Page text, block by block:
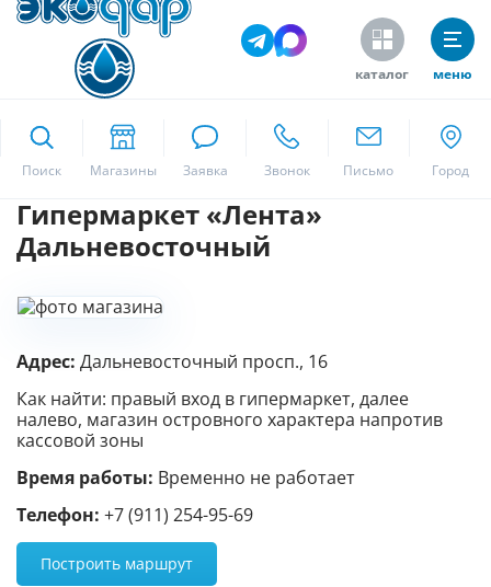
каталог меню
Поиск
Москва
Гипермаркет «Лента»
Дальневосточный
Адрес: Дальневосточный просп., 16
Как найти: правый вход в гипермаркет, далее
налево, магазин островного характера напротив
кассовой зоны
Время работы: Временно не работает
Телефон: +7 (911) 254-95-69
Построить маршрут